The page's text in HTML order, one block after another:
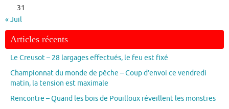
31
« Juil
Articles récents
Le Creusot – 28 largages effectués, le feu est fixé
Championnat du monde de pêche – Coup d’envoi ce vendredi
matin, la tension est maximale
Rencontre – Quand les bois de Pouilloux réveillent les monstres